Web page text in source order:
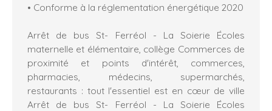
• Conforme à la réglementation énergétique 2020
Arrêt de bus St- Ferréol - La Soierie Écoles
maternelle et élémentaire, collège Commerces de
proximité et points d'intérêt, commerces,
pharmacies, médecins, supermarchés,
restaurants : tout l'essentiel est en cœur de ville
Arrêt de bus St- Ferréol - La Soierie Écoles